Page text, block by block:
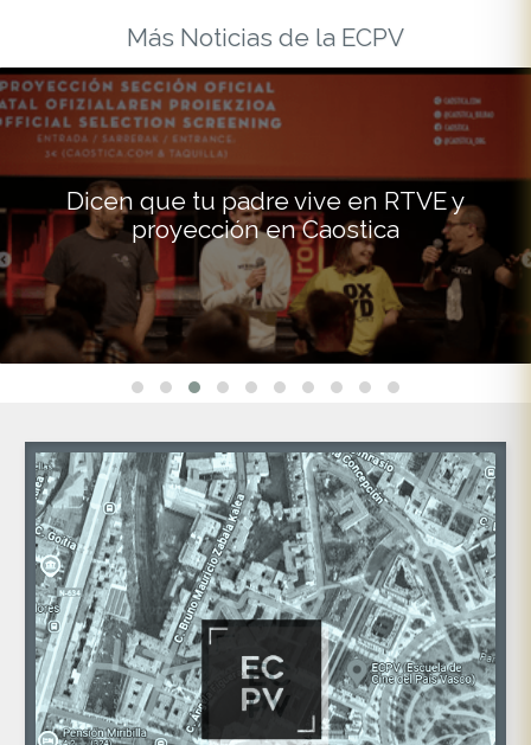
Más Noticias de la ECPV
Dicen que tu padre vive en RTVE y
proyección en Caostica